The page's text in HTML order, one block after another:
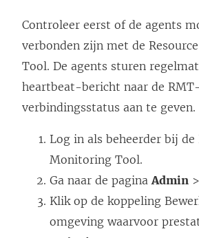
Controleer eerst of de agents
verbonden zijn met de
Tool. De agents sturen
heartbeat-bericht naar de
verbindingsstatus aan te geven.
Log in als beheerder bij de
Monitoring Tool.
Ga naar de paginaAdmin >
Klik op de koppeling
omgeving waarvoor